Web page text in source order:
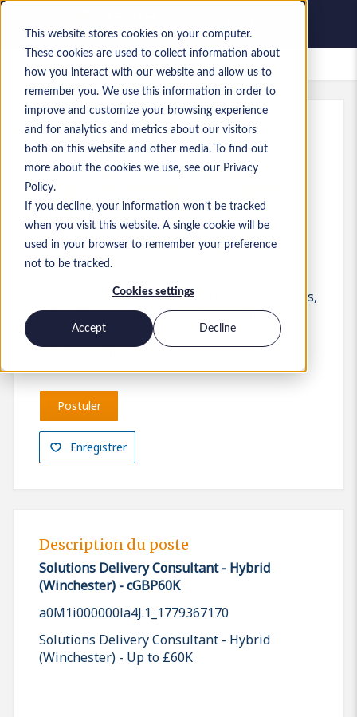
This website stores cookies on your computer.
These cookies are used to collect information about
how you interact with our website and allow us to
remember you. We use this information in order to
improve and customize your browsing experience
and for analytics and metrics about our visitors
both on this website and other media. To find out
more about the cookies we use, see our Privacy
Policy.
If you decline, your information won’t be tracked
when you visit this website. A single cookie will be
used in your browser to remember your preference
not to be tracked.
Cookies settings
Accept Decline
Offres d’emploi enregistrées
Réf. :a0M1i000000la4J.1_1779367170
Solutions Delivery Consultant -
Hybrid (Winchester) - cGBP60K
England
50 000 £GB to 60 000 £GB GBP
Compétences: D365, Client facing, Solutions,
App Development, Power Platform, BA,
Consultant
Niveau:Mid-level
Enregistrer
Postuler
Description du poste
Solutions Delivery Consultant - Hybrid
(Winchester) - cGBP60K
a0M1i000000la4J.1_1779367170
Solutions Delivery Consultant - Hybrid
(Winchester) - Up to £60K